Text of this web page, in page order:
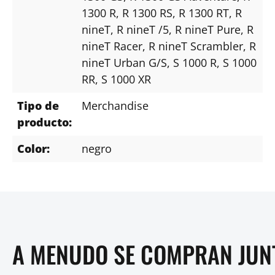
1300 R, R 1300 RS, R 1300 RT, R
nineT, R nineT /5, R nineT Pure, R
nineT Racer, R nineT Scrambler, R
nineT Urban G/S, S 1000 R, S 1000
RR, S 1000 XR
Tipo de
producto:
Merchandise
Color: negro
A MENUDO SE COMPRAN